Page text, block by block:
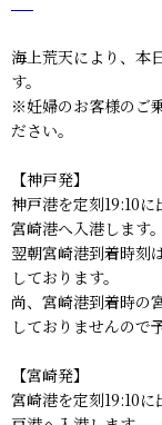
海上荒天により、本
す。
※妊婦のお客様のご
ださい。
【神戸発】
神戸港を定刻19:10
宮崎港へ入港します。
翌朝宮崎港到着時刻
しております。
尚、宮崎港到着時の
しておりませんので
【宮崎発】
宮崎港を定刻19:10